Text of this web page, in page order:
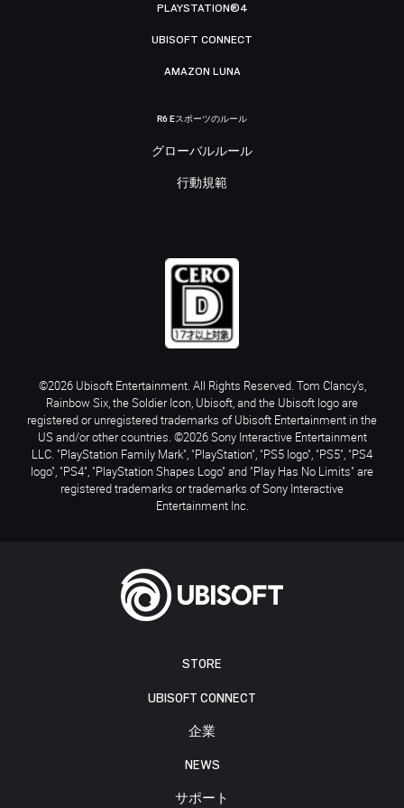
STORE
UBISOFT CONNECT
企業
NEWS
サポート
PLAYSTATION®4
UBISOFT CONNECT
AMAZON LUNA
R6 Eスポーツのルール
グローバルルール
行動規範
©2026 Ubisoft Entertainment. All Rights Reserved. Tom Clancy’s,
Rainbow Six, the Soldier Icon, Ubisoft, and the Ubisoft logo are
registered or unregistered trademarks of Ubisoft Entertainment in the
US and/or other countries. ©2026 Sony Interactive Entertainment
LLC. "PlayStation Family Mark", "PlayStation", "PS5 logo", "PS5", "PS4
logo", "PS4", "PlayStation Shapes Logo" and "Play Has No Limits" are
registered trademarks or trademarks of Sony Interactive
Entertainment Inc.